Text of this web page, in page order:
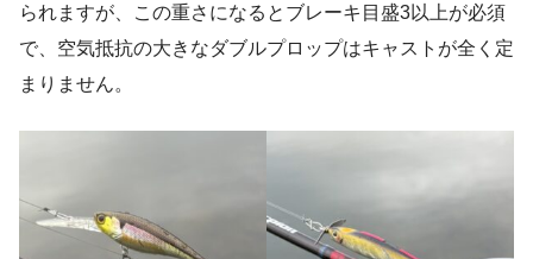
られますが、この重さになるとブレーキ目盛3以上が必須
で、空気抵抗の大きなダブルプロップはキャストが全く定
まりません。